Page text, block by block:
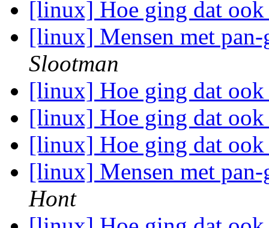
[linux] Hoe ging dat
[linux] Mensen met
Slootman
[linux] Hoe ging dat
[linux] Hoe ging dat
[linux] Hoe ging dat
[linux] Mensen met
Hont